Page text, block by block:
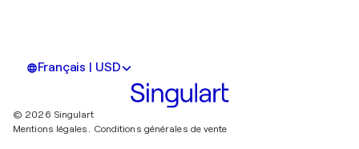
Français | USD
© 2026 Singulart
Mentions légales. Conditions générales de vente